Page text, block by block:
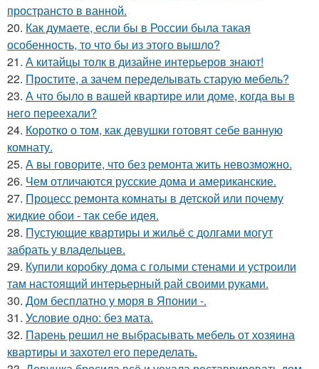
пространсто в ванной.
20. Как думаете, если бы в России была такая
особенность, то что бы из этого вышло?
21. А китайцы толк в дизайне интерьеров знают!
22. Простите, а зачем переделывать старую мебель?
23. А что было в вашей квартире или доме, когда вы в
него переехали?
24. Коротко о том, как девушки готовят себе ванную
комнату.
25. А вы говорите, что без ремонта жить невозможно.
26. Чем отличаются русские дома и американские.
27. Процесс ремонта комнаты в детской или почему
жидкие обои - так себе идея.
28. Пустующие квартиры и жильё с долгами могут
забрать у владельцев.
29. Купили коробку дома с голыми стенами и устроили
там настоящий интерьерный рай своими руками.
30. Дом бесплатно у моря в Японии -.
31. Условие одно: без мата.
32. Парень решил не выбрасывать мебель от хозяина
квартиры и захотел его переделать.